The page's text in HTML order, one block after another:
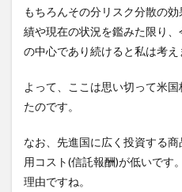
もちろんその分リスク分散の
績や現在の状況を鑑みた限り
の中心であり続けると私は考え
よって、ここは思い切って米
たのです。
なお、先進国に広く投資する
用コスト(信託報酬)が低いです
理由ですね。